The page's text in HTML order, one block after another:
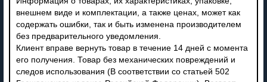
внешнем виде и комплектации, а также ценах, может как
содержать ошибки, так и быть изменена производителем
без предварительного уведомления.
Клиент вправе вернуть товар в течение 14 дней с момента
его получения. Товар без механических повреждений и
следов использования (В соответствии со статьей 502